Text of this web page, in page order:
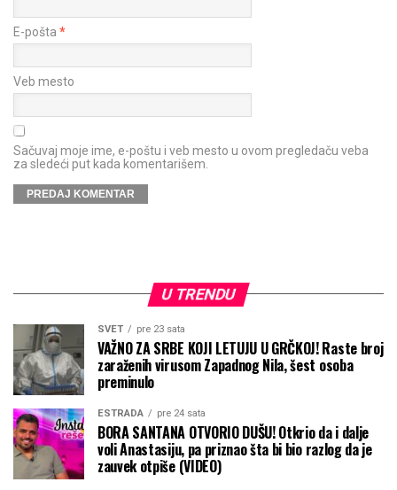
E-pošta *
Veb mesto
Sačuvaj moje ime, e-poštu i veb mesto u ovom pregledaču veba
za sledeći put kada komentarišem.
U TRENDU
SVET pre 23 sata
VAŽNO ZA SRBE KOJI LETUJU U GRČKOJ! Raste broj
zaraženih virusom Zapadnog Nila, šest osoba
preminulo
ESTRADA pre 24 sata
BORA SANTANA OTVORIO DUŠU! Otkrio da i dalje
voli Anastasiju, pa priznao šta bi bio razlog da je
zauvek otpiše (VIDEO)